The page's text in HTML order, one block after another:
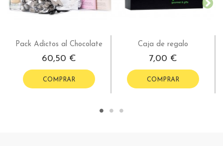
Pack Adictos al Chocolate
60,50 €
COMPRAR
Caja de regalo
7,00 €
COMPRAR